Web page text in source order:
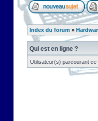
Index du forum »
Qui est en ligne ?
Utilisateur(s) parcourant ce